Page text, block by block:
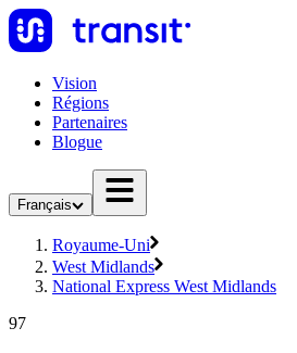
Vision
Régions
Partenaires
Blogue
Français
Royaume-Uni
West Midlands
National Express West Midlands
97